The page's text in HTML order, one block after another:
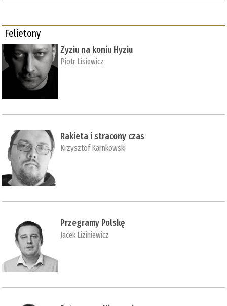
Felietony
Zyziu na koniu Hyziu
Piotr Lisiewicz
Rakieta i stracony czas
Krzysztof Karnkowski
Przegramy Polskę
Jacek Liziniewicz